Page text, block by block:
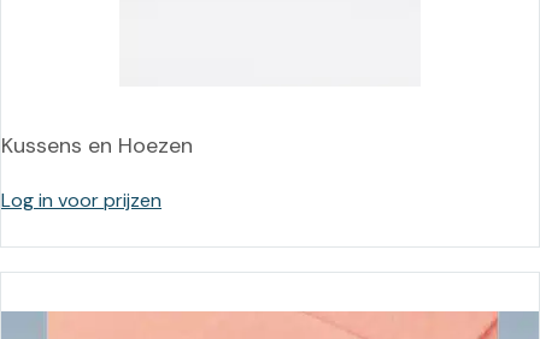
Kussens en Hoezen
Log in voor prijzen